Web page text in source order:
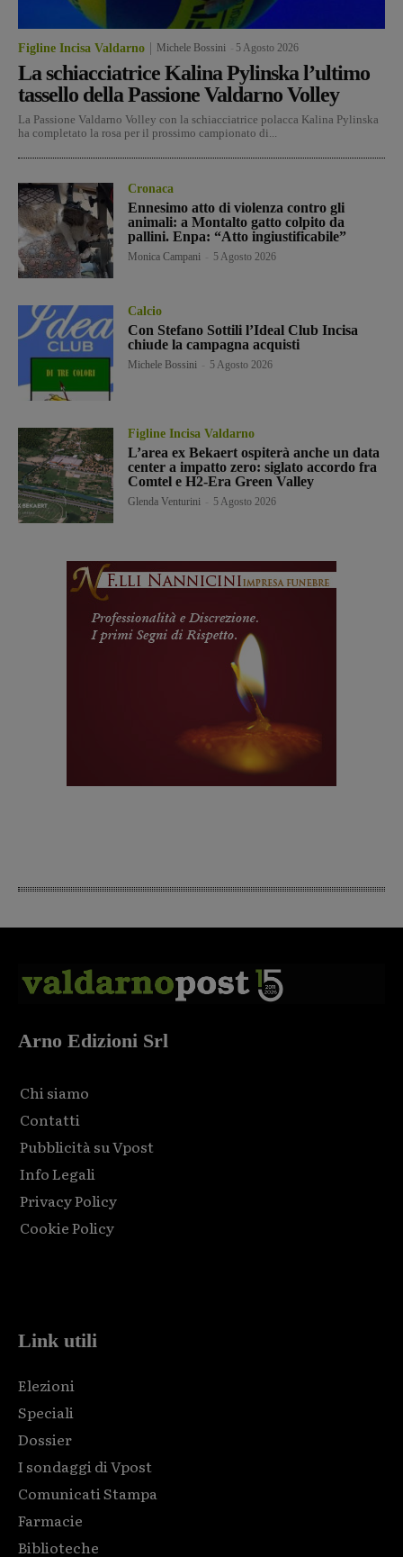
Figline Incisa Valdarno Michele Bossini 5 Agosto 2026
La schiacciatrice Kalina Pylinska l’ultimo
tassello della Passione Valdarno Volley
La Passione Valdarno Volley con la schiacciatrice polacca Kalina Pylinska
ha completato la rosa per il prossimo campionato di...
Cronaca
Ennesimo atto di violenza contro gli
animali: a Montalto gatto colpito da
pallini. Enpa: “Atto ingiustificabile”
Monica Campani 5 Agosto 2026
Calcio
Con Stefano Sottili l’Ideal Club Incisa
chiude la campagna acquisti
Michele Bossini 5 Agosto 2026
Figline Incisa Valdarno
L’area ex Bekaert ospiterà anche un data
center a impatto zero: siglato accordo fra
Comtel e H2-Era Green Valley
Glenda Venturini 5 Agosto 2026
Arno Edizioni Srl
Chi siamo
Contatti
Pubblicità su Vpost
Info Legali
Privacy Policy
Cookie Policy
Link utili
Elezioni
Speciali
Dossier
I sondaggi di Vpost
Comunicati Stampa
Farmacie
Biblioteche